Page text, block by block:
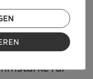
besonders gut in
und perfekt für längere
für